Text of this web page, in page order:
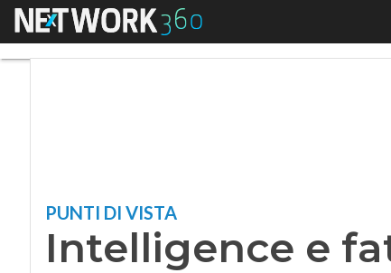
Menu
PUNTI DI VISTA
Intelligence e